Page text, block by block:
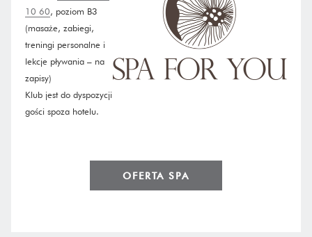
10 60, poziom B3
(masaże, zabiegi,
treningi personalne i
lekcje pływania – na
zapisy)
Klub jest do dyspozycji
gości spoza hotelu.
OFERTA SPA